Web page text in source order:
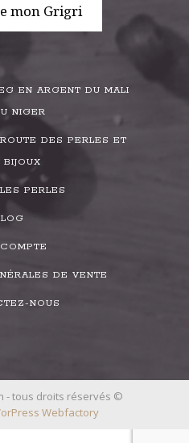
mon Grigri
EN ARGENT DU MALI
NIGER
DES PERLES ET
PERLES
DE VENTE
NOUS
- tous droits réservés ©
Webfactory